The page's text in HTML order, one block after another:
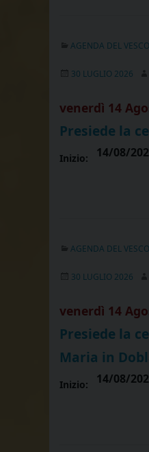
AGENDA DEL
30 LUGLIO 2026
venerdì 14
Presiede la
Inizio: 14/08/
AGENDA DEL
30 LUGLIO 2026
venerdì 14
Presiede la
Maria in
Inizio: 14/08/